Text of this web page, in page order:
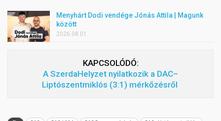
Menyhárt Dodi vendége Jónás Attila | Magunk
között
2026.08.01.
KAPCSOLÓDÓ:
A SzerdaHelyzet nyilatkozik a DAC–
Liptószentmiklós (3:1) mérkőzésről